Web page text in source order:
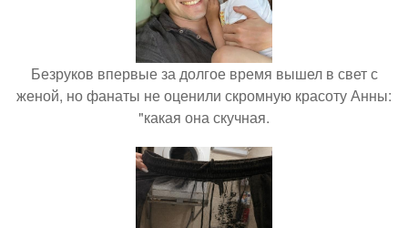
Безруков впервые за долгое время вышел в свет с
женой, но фанаты не оценили скромную красоту Анны:
"какая она скучная.